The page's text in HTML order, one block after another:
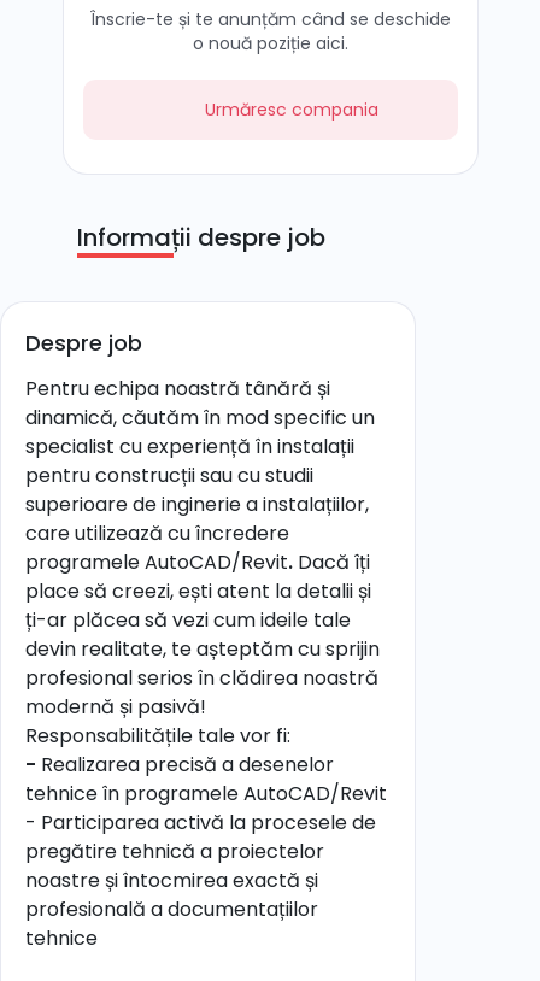
Înscrie-te și te anunțăm când se deschide
o nouă poziție aici.
Urmăresc compania
Informații despre job
Despre job
Pentru echipa noastră tânără și
dinamică, căutăm în mod specific un
specialist cu experiență în instalații
pentru construcții sau cu studii
superioare de inginerie a instalațiilor,
care utilizează cu încredere
programele AutoCAD/Revit. Dacă îți
place să creezi, ești atent la detalii și
ți-ar plăcea să vezi cum ideile tale
devin realitate, te așteptăm cu sprijin
profesional serios în clădirea noastră
modernă și pasivă!
Responsabilitățile tale vor fi:
- Realizarea precisă a desenelor
tehnice în programele AutoCAD/Revit
- Participarea activă la procesele de
pregătire tehnică a proiectelor
noastre și întocmirea exactă și
profesională a documentațiilor
tehnice